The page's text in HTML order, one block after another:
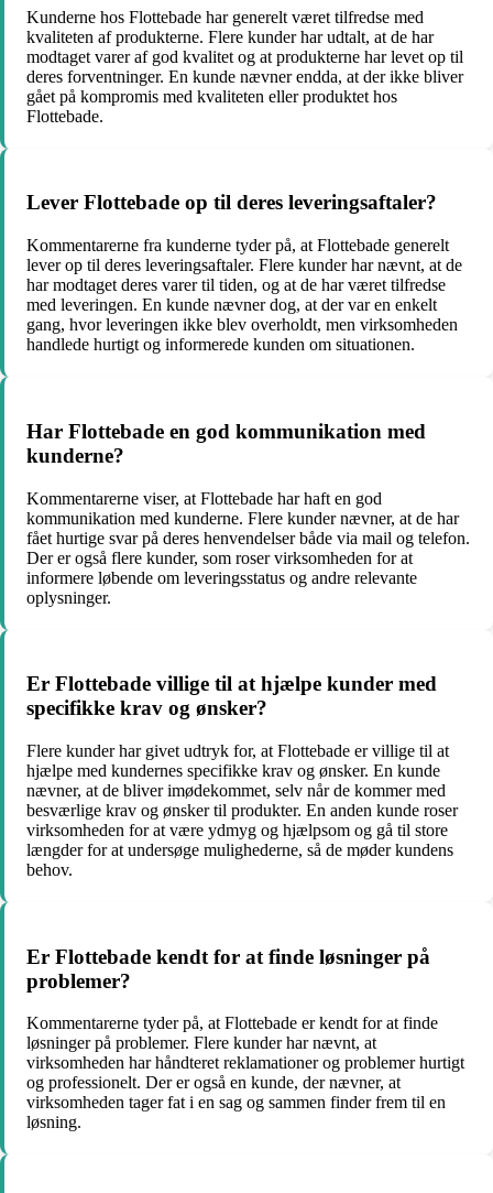
Kunderne hos Flottebade har generelt været tilfredse med
kvaliteten af produkterne. Flere kunder har udtalt, at de har
modtaget varer af god kvalitet og at produkterne har levet op til
deres forventninger. En kunde nævner endda, at der ikke bliver
gået på kompromis med kvaliteten eller produktet hos
Flottebade.
Lever Flottebade op til deres leveringsaftaler?
Kommentarerne fra kunderne tyder på, at Flottebade generelt
lever op til deres leveringsaftaler. Flere kunder har nævnt, at de
har modtaget deres varer til tiden, og at de har været tilfredse
med leveringen. En kunde nævner dog, at der var en enkelt
gang, hvor leveringen ikke blev overholdt, men virksomheden
handlede hurtigt og informerede kunden om situationen.
Har Flottebade en god kommunikation med
kunderne?
Kommentarerne viser, at Flottebade har haft en god
kommunikation med kunderne. Flere kunder nævner, at de har
fået hurtige svar på deres henvendelser både via mail og telefon.
Der er også flere kunder, som roser virksomheden for at
informere løbende om leveringsstatus og andre relevante
oplysninger.
Er Flottebade villige til at hjælpe kunder med
specifikke krav og ønsker?
Flere kunder har givet udtryk for, at Flottebade er villige til at
hjælpe med kundernes specifikke krav og ønsker. En kunde
nævner, at de bliver imødekommet, selv når de kommer med
besværlige krav og ønsker til produkter. En anden kunde roser
virksomheden for at være ydmyg og hjælpsom og gå til store
længder for at undersøge mulighederne, så de møder kundens
behov.
Er Flottebade kendt for at finde løsninger på
problemer?
Kommentarerne tyder på, at Flottebade er kendt for at finde
løsninger på problemer. Flere kunder har nævnt, at
virksomheden har håndteret reklamationer og problemer hurtigt
og professionelt. Der er også en kunde, der nævner, at
virksomheden tager fat i en sag og sammen finder frem til en
løsning.